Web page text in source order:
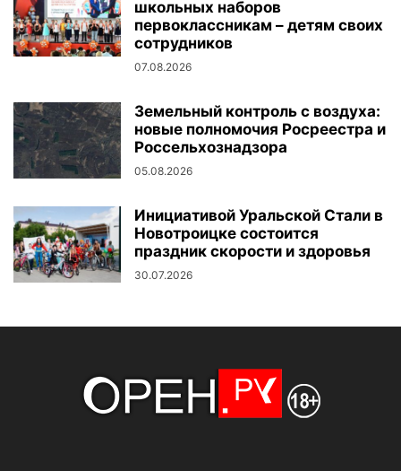
школьных наборов
первоклассникам – детям своих
сотрудников
07.08.2026
Земельный контроль с воздуха:
новые полномочия Росреестра и
Россельхознадзора
05.08.2026
Инициативой Уральской Стали в
Новотроицке состоится
праздник скорости и здоровья
30.07.2026